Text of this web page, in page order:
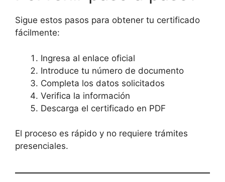
Sigue estos pasos para obtener tu certificado
fácilmente:
Ingresa al enlace oficial
Introduce tu número de documento
Completa los datos solicitados
Verifica la información
Descarga el certificado en PDF
El proceso es rápido y no requiere trámites
presenciales.